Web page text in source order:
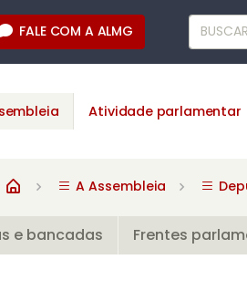
FALE COM A ALMG
Atividade parlamentar
A Assembleia
e bancadas Frentes